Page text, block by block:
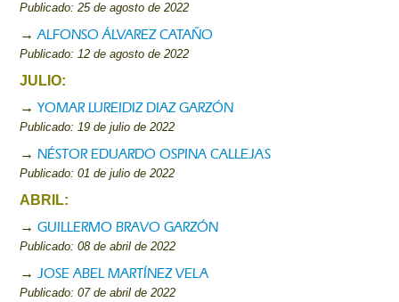
Publicado: 25 de agosto de 2022
→ALFONSO ÁLVAREZ CATAÑO
Publicado: 12 de agosto de 2022
JULIO:
→YOMAR LUREIDIZ DIAZ GARZÓN
Publicado: 19 de julio de 2022
→NÉSTOR EDUARDO OSPINA CALLEJAS
Publicado: 01 de julio de 2022
ABRIL:
→GUILLERMO BRAVO GARZÓN
Publicado: 08 de abril de 2022
→ JOSE ABEL MARTÍNEZ VELA
Publicado: 07 de abril de 2022